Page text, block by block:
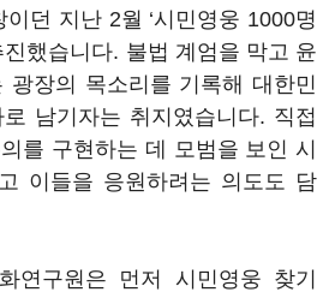
던 지난 2월 ‘시민영웅 1000명
진했습니다. 불법 계엄을 막고 윤
광장의 목소리를 기록해 대한민
남기자는 취지였습니다. 직접
를 구현하는 데 모범을 보인 시
이들을 응원하려는 의도도 담
연구원은 먼저 시민영웅 찾기